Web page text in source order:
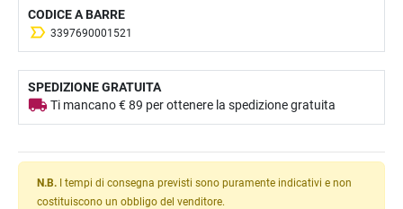
CODICE A BARRE
3397690001521
SPEDIZIONE GRATUITA
Ti mancano € 89 per ottenere la spedizione gratuita
N.B. I tempi di consegna previsti sono puramente indicativi e non
costituiscono un obbligo del venditore.